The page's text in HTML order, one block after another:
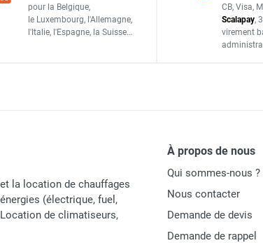
3662711038955
pour la Belgique,
le Luxembourg, l'Allemagne,
l'Italie, l'Espagne, la Suisse…
CB, Visa,
Scalapay,
virement
la location de chauffages
(électrique, fuel,
de climatiseurs,
À propos de nous
Qui sommes-nous ?
Nous contacter
Demande de devis
Demande de rappel